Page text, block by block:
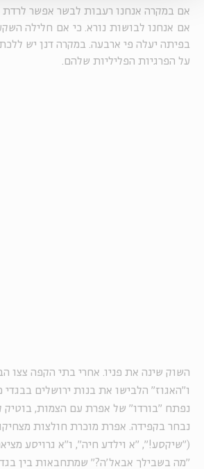
אם במקרה אנחנו רעבות לבשר אפשר לרדת
אם אנחנו לבושות נורא. כי אם חלילה
בפיתה יעלה פי ארבעה. במקרה דנן יש
על הפרגיות הפליליות שלהם.
השוק שינה את פניו. אחרי בתי הקפה צצו
ו"האגוז" הלבישו את בנות ירושלים בבגדי
נפתח "בורדו" של אפרת עם הצמות, בוטיק
נבחר בקפידה. אפרת מוכרת חולצות
("שיקסע!", "א וילדע חיה", ו"א גרויסע
"מה בשבילך אבאל'ה?" שמתחבאות בין